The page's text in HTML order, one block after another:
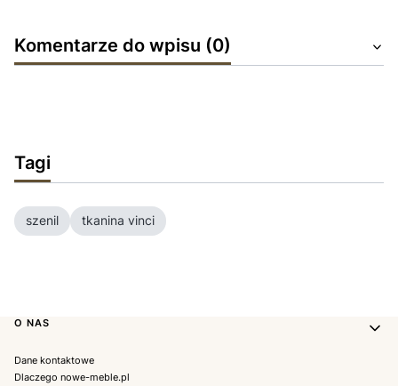
Komentarze do wpisu (0)
Tagi
szenil tkanina vinci
Linki w stopce
O NAS
Dane kontaktowe
Dlaczego nowe-meble.pl